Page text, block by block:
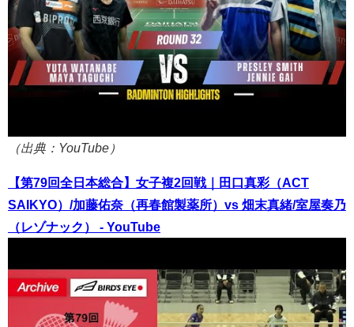
（出典：YouTube）
【第79回全日本総合】女子複2回戦｜田口真彩（ACT
SAIKYO）/加藤佑奈（再春館製薬所）vs 畑末真緒/室屋奏乃
（レゾナック） - YouTube